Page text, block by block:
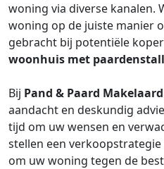
woning via diverse kanalen.
woning op de juiste manier
gebracht bij potentiële
woonhuis met
Bij Pand & Paard
aandacht en deskundig
tijd om uw wensen en
stellen een
om uw woning tegen de